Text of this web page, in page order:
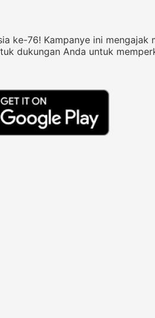
ke-76! Kampanye ini
dukungan Anda untuk